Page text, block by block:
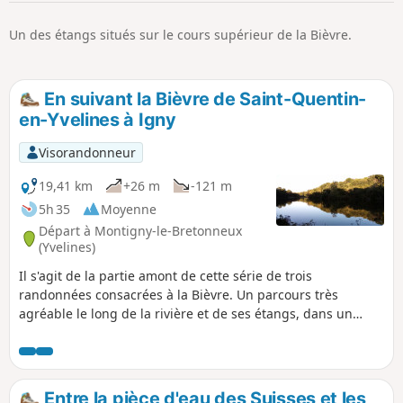
Un des étangs situés sur le cours supérieur de la Bièvre.
En suivant la Bièvre de Saint-Quentin-
en-Yvelines à Igny
Visorandonneur
19,41 km
+26 m
-121 m
5h 35
Moyenne
Départ à Montigny-le-Bretonneux
(Yvelines)
Il s'agit de la partie amont de cette série de trois
randonnées consacrées à la Bièvre. Un parcours très
agréable le long de la rivière et de ses étangs, dans un
gare, dont on peut adapter la longueur en fonction des
conditions ou des envies.